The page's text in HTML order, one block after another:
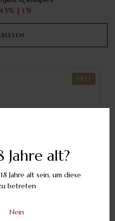
Jahre alt?
Jahre alt sein, um diese
betreten
Nein
| 1.5l
NEU